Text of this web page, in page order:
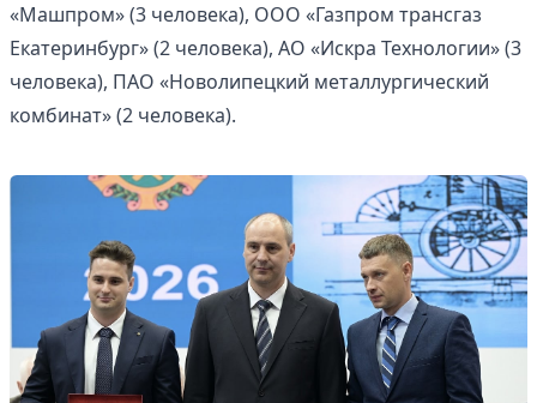
«Машпром» (3 человека), ООО «Газпром трансгаз
Екатеринбург» (2 человека), АО «Искра Технологии» (3
человека), ПАО «Новолипецкий металлургический
комбинат» (2 человека).